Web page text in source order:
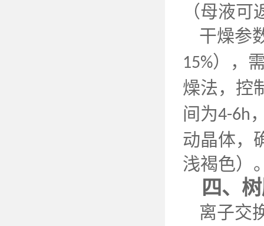
（母液
干燥参
15%），
燥法，控
间为4-6h
动晶体，
浅褐色）
四、
离子交